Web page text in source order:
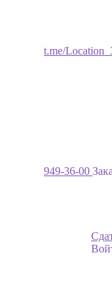
t.me/
949-36-00